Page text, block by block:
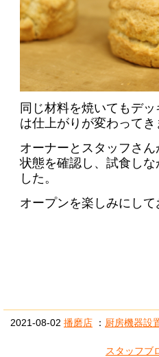
同じ材料を焼いてもデ
は仕上がりが変わってき
オーナーとスタッフさ
状態を確認し、試食し
した。
オープンを楽しみにして
2021-08-02 播磨店 ： 厨房機器設
スタッフブ